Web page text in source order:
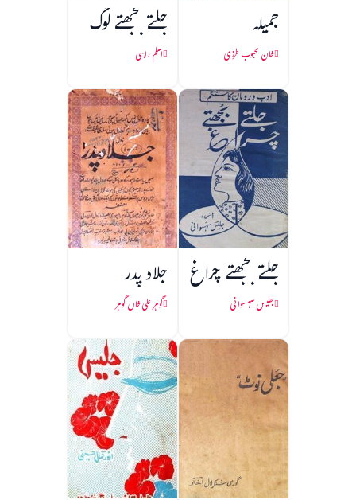
جمیلہ
خان محبوب طرزی
جلتے بجھتے لوگ
اسلم راہی
جلتے بجھتے چراغ
جلیس سہسوانی
جلاد پدر
گوہر علی خاں گوہر